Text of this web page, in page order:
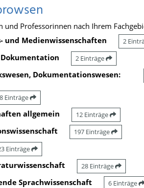
und Professorinnen nach Ihrem
und Medienwissenschaften
2
2 Einträge
Dokumentationswesen:
Einträge
allgemein 12 Einträge
197 Einträge
Einträge
28 Einträge
Sprachwissenschaft 6 Einträge